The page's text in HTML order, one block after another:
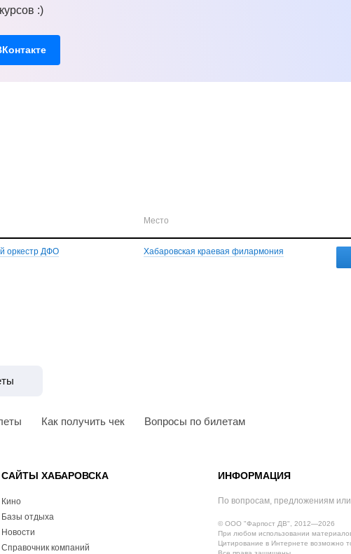
:)
Место
оркестр ДФО Хабаровская краевая филармония
Как получить чек Вопросы по билетам
САЙТЫ ХАБАРОВСКА
Кино
Базы отдыха
Новости
Справочник компаний
ИНФОРМАЦИЯ
По вопросам, предложениям
© ООО "Фарпост ДВ", 2012—2026
При любом использовании
Цитирование в Интернете возможно